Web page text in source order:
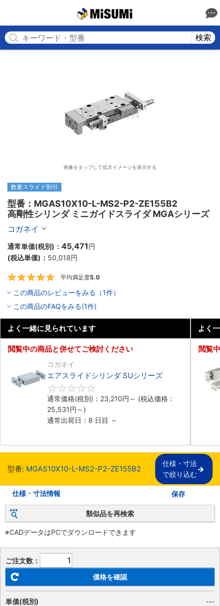
検索
画像をタップして拡大イメージを表示する
数量スライド割引
型番：MGAS10X10-L-MS2-P2-ZE155B2
高剛性シリンダ ミニガイドスライダ MGAシリーズ
コガネイ
通常単価(税別)： 45,471円
(税込単価)： 50,018円
平均満足度5.0
この商品のレビューをみる（1件）
この商品のFAQをみる(1件)
よく一緒に見られています
閲覧中の商品と併せてご検討ください
コガネイ
エアスライドシリンダ SUシリーズ
通常価格(税別)： 23,210円 ～ (税込価格：
25,531円 ～)
通常出荷日：8 日目 ～
よく
閲覧
型番: MGAS10X10-L-MS2-P2-ZE155B2
仕様・寸法
で絞り込む
仕様・寸法情報 保存
類似品を再検索
※CADデータはPCでダウンロードできます
ご注文数：
価格を確認
単価(税別) ---